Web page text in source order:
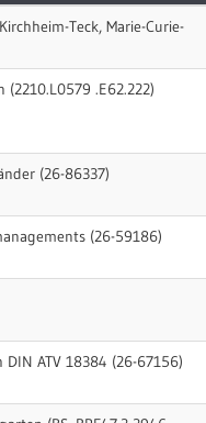
Teck, Marie-Curie-
.E62.222)
(26-86337)
(26-59186)
ATV 18384 (26-67156)